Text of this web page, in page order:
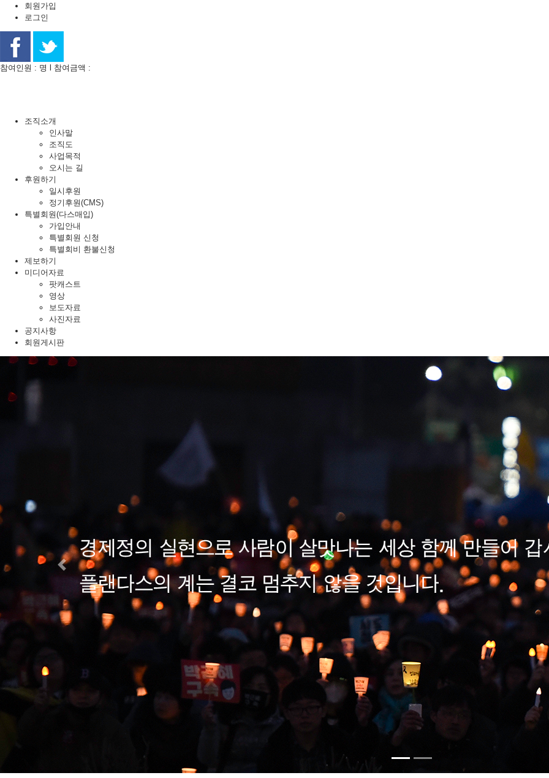
회원가입
로그인
참여인원 : 명 l 참여금액 :
조직소개
인사말
조직도
사업목적
오시는 길
후원하기
일시후원
정기후원(CMS)
특별회원(다스매입)
가입안내
특별회원 신청
특별회비 환불신청
제보하기
미디어자료
팟캐스트
영상
보도자료
사진자료
공지사항
회원게시판
Previous